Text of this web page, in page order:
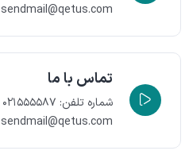
sendmail@qetus.com
تماس با ما
شماره تلفن: ۰۲۱۵۵۵۵۸۷
sendmail@qetus.com